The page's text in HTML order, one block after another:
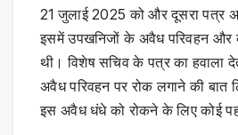
21 जुलाई 2025 को और दूसरा पत्र
इसमें उपखनिजों के अवैध परिवहन और
थी। विशेष सचिव के पत्र का हवाला
अवैध परिवहन पर रोक लगाने की
इस अवैध धंधे को रोकने के लिए कोई